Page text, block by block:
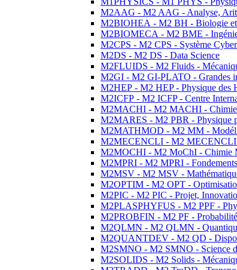
M2AAG - M2 AAG - Analyse,
M2BIOHEA - M2 BH - Biologie et
M2BIOMECA - M2 BME -
M2CPS - M2 CPS - Système
M2DS - M2 DS - Data Science
M2FLUIDS - M2 Fluids -
M2GI - M2 GI-PLATO - Grandes
M2HEP - M2 HEP - Physique des
M2ICFP - M2 ICFP - Centre
M2MACHI - M2 MACHI - Chimie
M2MARES - M2 PBR - Physique
M2MATHMOD - M2 MM -
M2MECENCLI - M2 MECENCLI
M2MOCHI - M2 MoChI - Chimie
M2MPRI - M2 MPRI -
M2MSV - M2 MSV -
M2OPTIM - M2 OPT -
M2PIC - M2 PIC - Projet,
M2PLASPHYFUS - M2 PPF -
M2PROBFIN - M2 PF -
M2QLMN - M2 QLMN -
M2QUANTDEV - M2 QD -
M2SMNO - M2 SMNO - Science
M2SOLIDS - M2 Solids -